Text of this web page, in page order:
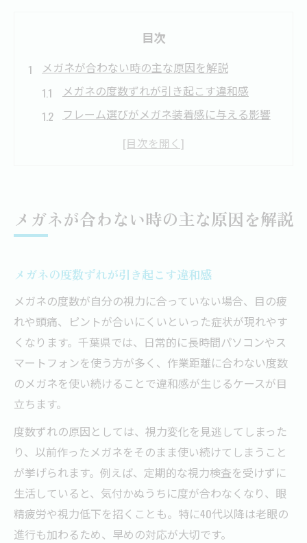
目次
メガネが合わない時の主な原因を解説
メガネの度数ずれが引き起こす違和感
フレーム選びがメガネ装着感に与える影響
千葉県で多いメガネ不調の生活環境要因
メガネのフィッティング調整の必要性と効
生活環境に合ったメガネ選びのポイント
千葉県で重視すべきメガネ不調のサイン
眼精疲労を感じた時のメガネ見直し方法
メガネが合わない原因を見逃さない工夫
目の疲れや頭痛が続く場合のメガネ選び
メガネが原因の頭痛とその見分け方
合わないメガネによる慢性的な疲労の対策
度数変更のタイミングと違和感への対応
千葉県で実践するメガネ不調のセルフチェ
ック
合わないメガネが引き起こす症状と対処法
メガネが合わない時の主な原因を解説
メガネの度数ずれが引き起こす違和感
メガネの度数が自分の視力に合っていない場合、目の疲
れや頭痛、ピントが合いにくいといった症状が現れやす
くなります。千葉県では、日常的に長時間パソコンやス
マートフォンを使う方が多く、作業距離に合わない度数
のメガネを使い続けることで違和感が生じるケースが目
立ちます。
度数ずれの原因としては、視力変化を見逃してしまった
り、以前作ったメガネをそのまま使い続けてしまうこと
が挙げられます。例えば、定期的な視力検査を受けずに
生活していると、気付かぬうちに度が合わなくなり、眼
精疲労や視力低下を招くことも。特に40代以降は老眼の
進行も加わるため、早めの対応が大切です。